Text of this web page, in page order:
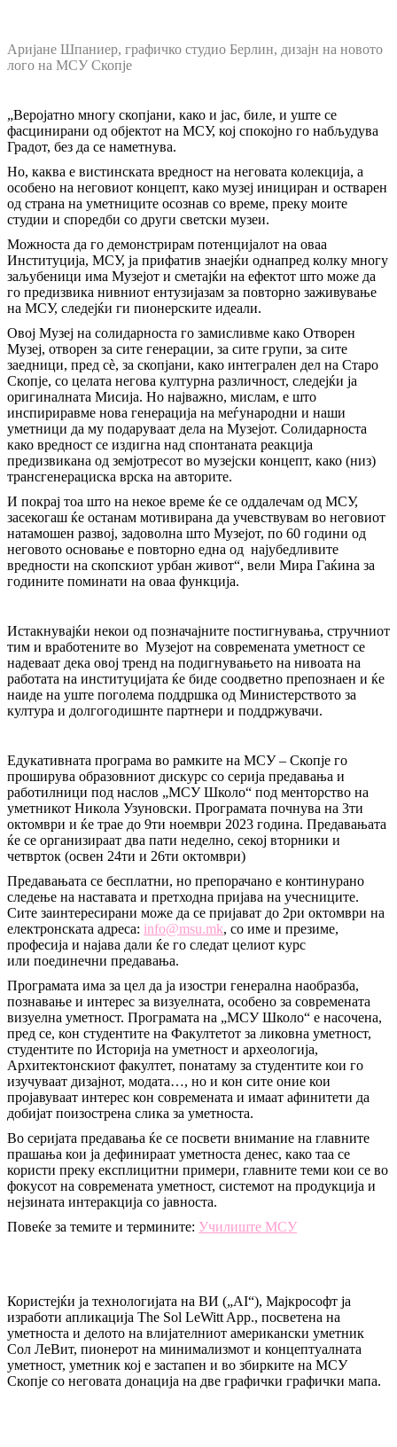
Аријане Шпаниер, графичко студио Берлин, дизајн на новото
лого на МСУ Скопје
„Веројатно многу скопјани, како и јас, биле, и уште се
фасцинирани од објектот на МСУ, кој спокојно го набљудува
Градот, без да се наметнува.
Но, каква е вистинската вредност на неговата колекција, а
особено на неговиот концепт, како музеј инициран и остварен
од страна на уметниците осознав со време, преку моите
студии и споредби со други светски музеи.
Можноста да го демонстрирам потенцијалот на оваа
Институција, МСУ, ја прифатив знаејќи однапред колку многу
заљубеници има Музејот и сметајќи на ефектот што може да
го предизвика нивниот ентузијазам за повторно заживување
на МСУ, следејќи ги пионерските идеали.
Овој Музеј на солидарноста го замисливме како Отворен
Музеј, отворен за сите генерации, за сите групи, за сите
заедници, пред сè, за скопјани, како интегрален дел на Старо
Скопје, со целата негова културна различност, следејќи ја
оригиналната Мисија. Но најважно, мислам, е што
инспириравме нова генерација на меѓународни и наши
уметници да му подаруваат дела на Музејот. Солидарноста
како вредност се издигна над спонтаната реакција
предизвикана од земјотресот во музејски концепт, како (низ)
трансгенерациска врска на авторите.
И покрај тоа што на некое време ќе се оддалечам од МСУ,
засекогаш ќе останам мотивирана да учевствувам во неговиот
натамошен развој, задоволна што Музејот, по 60 години од
неговото основање е повторно една од најубедливите
вредности на скопскиот урбан живот“, вели Мира Гаќина за
годините поминати на оваа функција.
Истакнувајќи некои од позначајните постигнувања, стручниот
тим и вработените во Музејот на современата уметност се
надеваат дека овој тренд на подигнувањето на нивоата на
работата на институцијата ќе биде соодветно препознаен и ќе
наиде на уште поголема поддршка од Министерството за
култура и долгогодишнте партнери и поддржувачи.
Едукативната програма во рамките на МСУ – Скопје го
проширува образовниот дискурс со серија предавања и
работилници под наслов „МСУ Школо“ под менторство на
уметникот Никола Узуновски. Програмата почнува на 3ти
октомври и ќе трае до 9ти ноември 2023 година. Предавањата
ќе се организираат два пати неделно, секој вторники и
четврток (освен 24ти и 26ти октомври)
Предавањата се бесплатни, но препорачано е континурано
следење на наставата и претходна пријава на учесниците.
Сите заинтересирани може да се пријават до 2ри октомври на
електронската адреса: info@msu.mk, со име и презиме,
професија и најава дали ќе го следат целиот курс
или поединечни предавања.
Програмата има за цел да ja изостри генерална наобразба,
познавање и интерес за визуелната, особено за современата
визуелна уметност. Програмата на „МСУ Школо“ е насочена,
пред се, кон студентите на Факултетот за ликовна уметност,
студентите по Историја на уметност и археологија,
Архитектонскиот факултет, понатаму за студентите кои го
изучуваат дизајнот, модата…, но и кон сите оние кои
пројавуваат интерес кон современата и имаат афинитети да
добијат поизострена слика за уметноста.
Во серијата предавања ќе се посвети внимание на главните
прашања кои ја дефинираат уметноста денес, како таа се
користи преку експлицитни примери, главните теми кои се во
фокусот на современата уметност, системот на продукција и
нејзината интеракција со јавноста.
Повеќе за темите и термините: Училиште МСУ
Користејќи ја технологијата на ВИ („AI“), Мајкрософт ja
изработи апликација The Sol LeWitt App., посветена на
уметноста и делото на влијателниот американски уметник
Сол ЛеВит, пионерот на минимализмот и концептуалната
уметност, уметник кој е застапен и во збирките на МСУ
Скопје со неговата донација на две графички графички мапа.